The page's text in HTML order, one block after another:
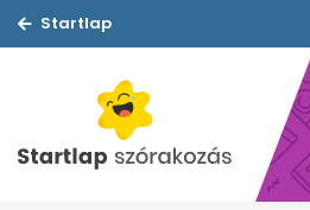
Startlap